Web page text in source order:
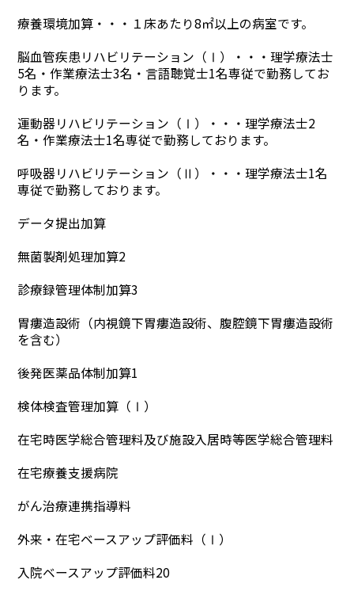
療養環境加算・・・１床あたり8㎡以上の病室です。
脳血管疾患リハビリテーション（Ⅰ）・・・理学療法士
5名・作業療法士3名・言語聴覚士1名専従で勤務してお
ります。
運動器リハビリテーション（Ⅰ）・・・理学療法士2
名・作業療法士1名専従で勤務しております。
呼吸器リハビリテーション（Ⅱ）・・・理学療法士1名
専従で勤務しております。
データ提出加算
無菌製剤処理加算2
診療録管理体制加算3
胃瘻造設術（内視鏡下胃瘻造設術、腹腔鏡下胃瘻造設術
を含む）
後発医薬品体制加算1
検体検査管理加算（Ⅰ）
在宅時医学総合管理料及び施設入居時等医学総合管理料
在宅療養支援病院
がん治療連携指導料
外来・在宅ベースアップ評価料（Ⅰ）
入院ベースアップ評価料20